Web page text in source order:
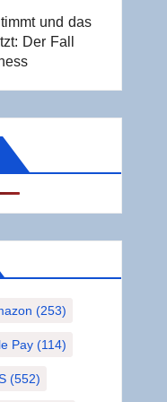
und das
Der Fall
(253)
Pay(114)
(552)